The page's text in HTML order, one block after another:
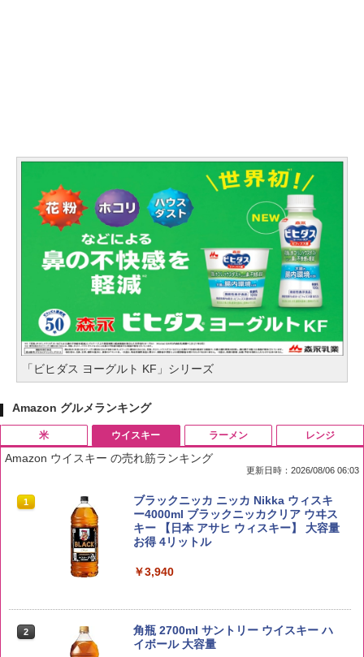
「ビヒダス ヨーグルト KF」シリーズ
Amazon グルメランキング
米
1 by Amazon 国産ブレンド米 精米 5kg
￥2,650
5kg 長野県産 令和7年産
ウイスキー
Amazon ウイスキー の売れ筋ランキング
更新日時：2026/08/06 06:03
1
ブラックニッカ ニッカ Nikka ウィスキ
ー4000ml ブラックニッカクリア ウヰス
キー 【日本 アサヒ ウィスキー】 大容量
お得 4リットル
￥3,940
2
角瓶 2700ml サントリー ウイスキー ハ
イボール 大容量
ラーメン レンジ